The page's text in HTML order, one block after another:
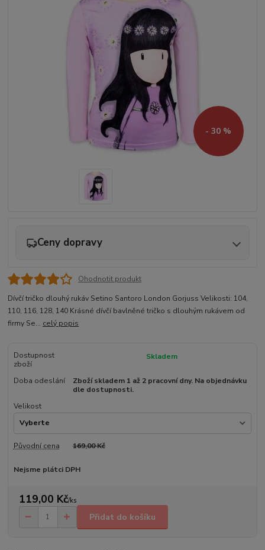
- 30 %
Ceny dopravy
Ohodnotit produkt
Dívčí tričko dlouhý rukáv Setino Santoro London Gorjuss Velikosti: 104,
110, 116, 128, 140 Krásné dívčí bavlněné tričko s dlouhým rukávem od
firmy Se... celý popis
Dostupnost
zboží
Skladem
Doba odeslání
Zboží skladem 1 až 2 pracovní dny. Na objednávku
dle dostupnosti.
Velikost
Původní cena 169,00 Kč
Nejsme plátci DPH
119,00 Kč/ks
Přidat do košíku